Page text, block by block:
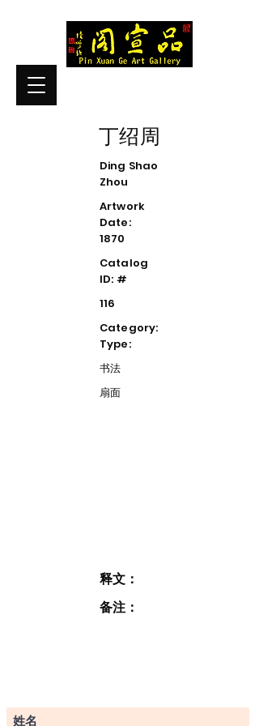
丁绍周
Ding Shao
Zhou
Artwork
Date:
1870
Catalog
ID: #
116
Category:
Type:
书法
扇面
释文：
备注：